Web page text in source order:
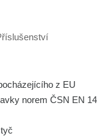
z EU
norem ČSN EN